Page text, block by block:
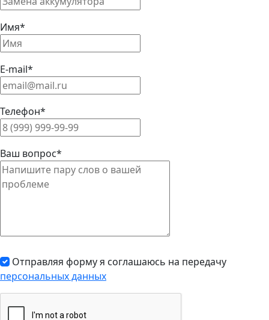
Имя*
E-mail*
Телефон*
Ваш вопрос*
Отправляя форму я соглашаюсь на передачу
персональных данных